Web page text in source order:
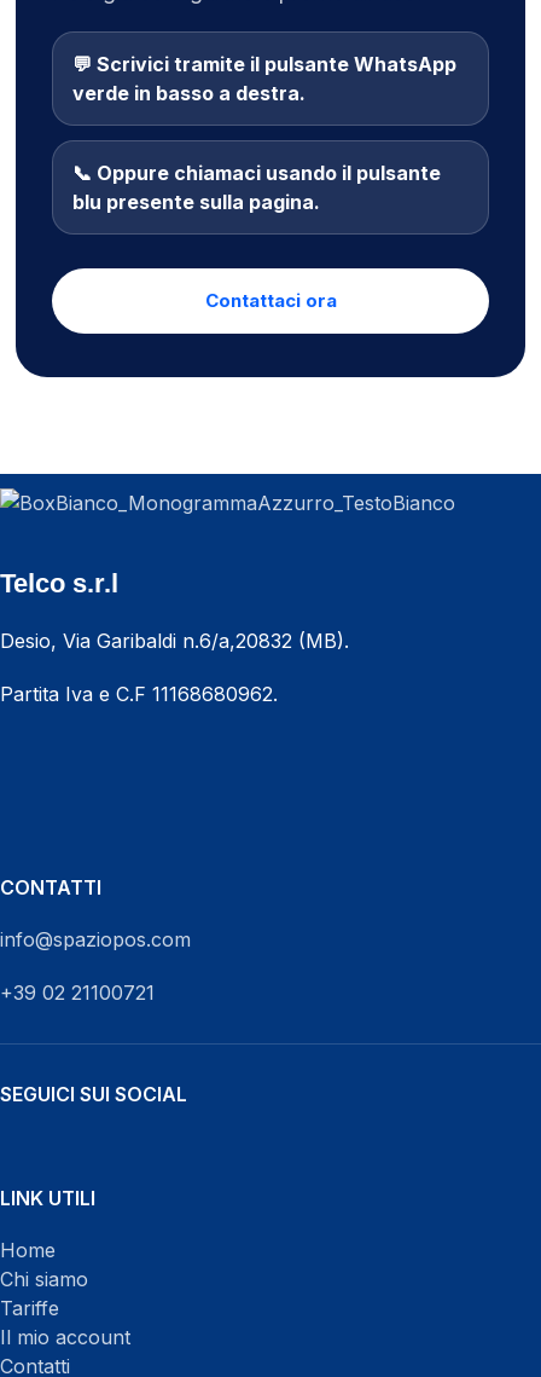
💬 Scrivici tramite il pulsante WhatsApp
verde in basso a destra.
📞 Oppure chiamaci usando il pulsante
blu presente sulla pagina.
Contattaci ora
Telco s.r.l
Desio, Via Garibaldi n.6/a,20832 (MB).
Partita Iva e C.F 11168680962.
CONTATTI
info@spaziopos.com
+39 02 21100721
SEGUICI SUI SOCIAL
LINK UTILI
Home
Chi siamo
Tariffe
Il mio account
Contatti
WhatsApp